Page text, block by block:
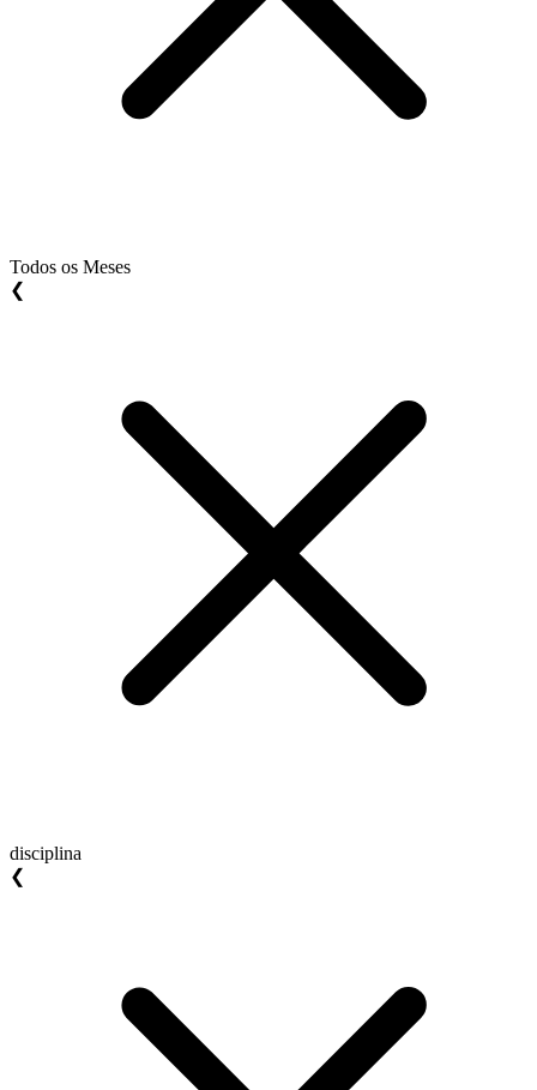
Todos os Meses
❮
disciplina
❮